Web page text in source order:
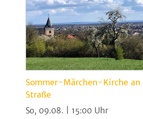
Sommer-Märchen-Kirche an
Straße
So, 09.08. | 15:00